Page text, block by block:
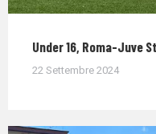
Under 16, Roma-Juve
22 Settembre 2024